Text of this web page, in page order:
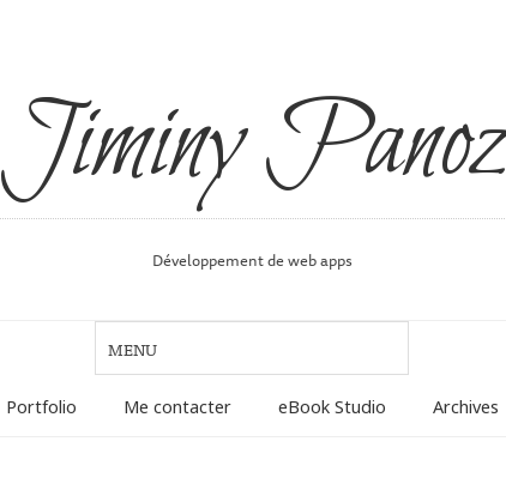
Jiminy Panoz
Développement de web apps
Portfolio Me contacter eBook Studio Archives